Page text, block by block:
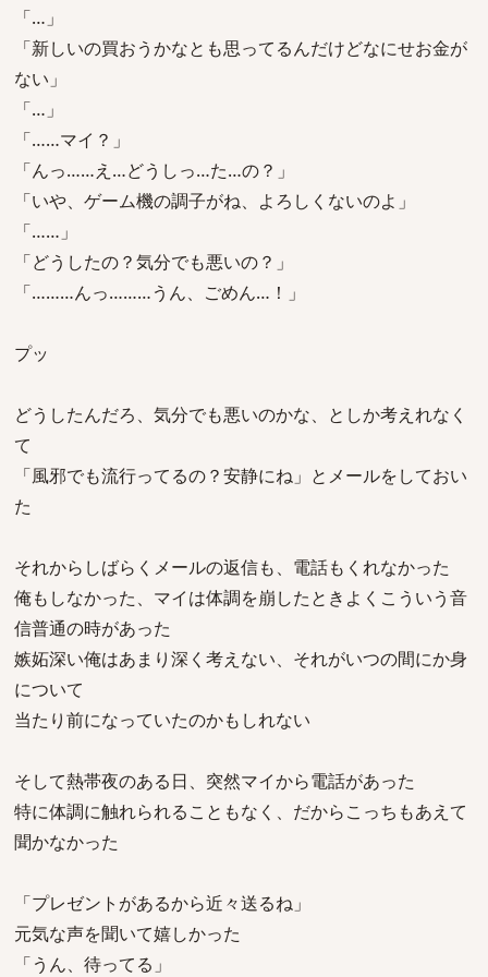
「…」
「新しいの買おうかなとも思ってるんだけどなにせお金が
ない」
「…」
「……マイ？」
「んっ……え…どうしっ…た…の？」
「いや、ゲーム機の調子がね、よろしくないのよ」
「……」
「どうしたの？気分でも悪いの？」
「………んっ………うん、ごめん…！」
プッ
どうしたんだろ、気分でも悪いのかな、としか考えれなく
て
「風邪でも流行ってるの？安静にね」とメールをしておい
た
それからしばらくメールの返信も、電話もくれなかった
俺もしなかった、マイは体調を崩したときよくこういう音
信普通の時があった
嫉妬深い俺はあまり深く考えない、それがいつの間にか身
について
当たり前になっていたのかもしれない
そして熱帯夜のある日、突然マイから電話があった
特に体調に触れられることもなく、だからこっちもあえて
聞かなかった
「プレゼントがあるから近々送るね」
元気な声を聞いて嬉しかった
「うん、待ってる」